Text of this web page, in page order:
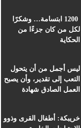
1200 ابتسامة… وشكرًا
لكل من كان جزءًا من
الحكاية
ليس أجمل من أن يتحول
التعب إلى تقدير، وأن يصبح
العمل الصادق شهادة
خريبكة: أطفال القرى وذوو